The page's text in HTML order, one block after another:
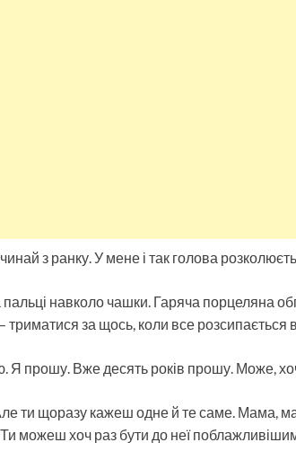
з ранку. У мене і так голова
навколо чашки. Гаряча порцеляна
триматися за щось, коли все розсипається
Я прошу. Вже десять років прошу. Може,
ти щоразу кажеш одне й те саме. Мама,
можеш хоч раз бути до неї